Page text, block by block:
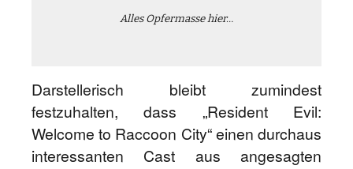
Alles Opfermasse hier…
Darstellerisch bleibt zumindest
festzuhalten, dass „Resident Evil:
Welcome to Raccoon City“ einen durchaus
interessanten Cast aus angesagten